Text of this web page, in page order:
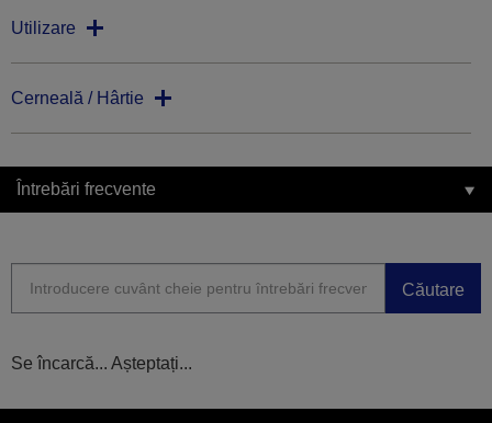
Utilizare
Cerneală / Hârtie
Întrebări frecvente
Căutare
Se încarcă... Așteptați...